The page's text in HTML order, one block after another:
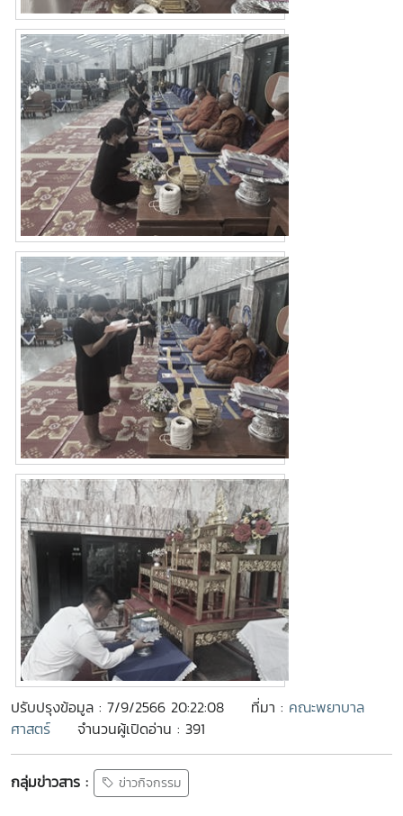
ปรับปรุงข้อมูล : 7/9/2566 20:22:08 ที่มา : คณะพยาบาล
ศาสตร์
จำนวนผู้เปิดอ่าน : 391
กลุ่มข่าวสาร : ข่าวกิจกรรม